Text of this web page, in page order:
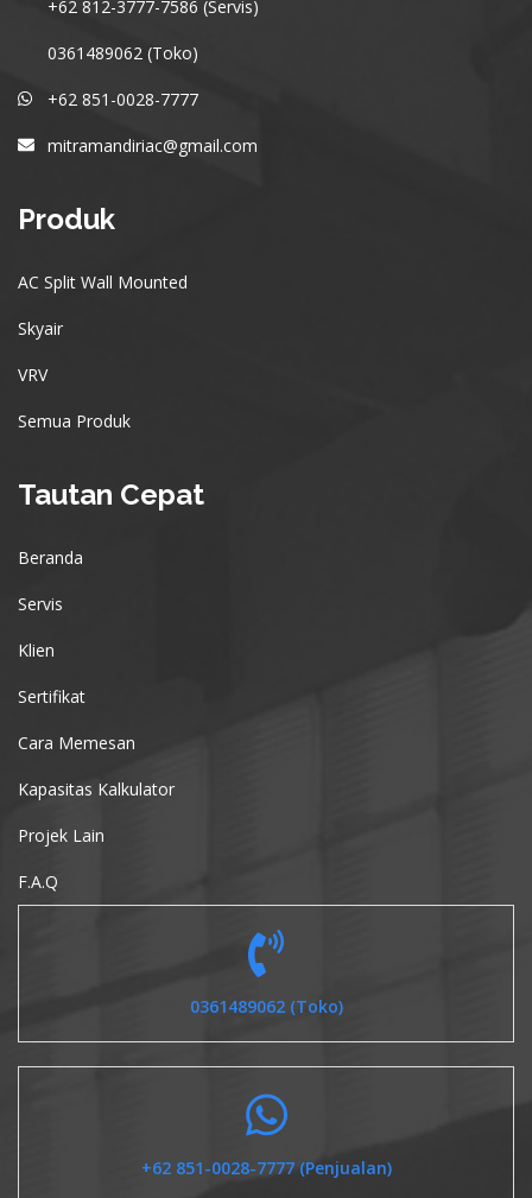
+62 812-3777-7586 (Servis)
0361489062 (Toko)
+62 851-0028-7777
mitramandiriac@gmail.com
Produk
AC Split Wall Mounted
Skyair
VRV
Semua Produk
Tautan Cepat
Beranda
Servis
Klien
Sertifikat
Cara Memesan
Kapasitas Kalkulator
Projek Lain
F.A.Q
0361489062 (Toko)
+62 851-0028-7777 (Penjualan)